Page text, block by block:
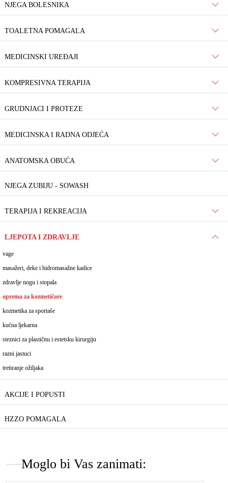
NJEGA BOLESNIKA
TOALETNA POMAGALA
MEDICINSKI UREĐAJI
KOMPRESIVNA TERAPIJA
GRUDNJACI I PROTEZE
MEDICINSKA I RADNA ODJEĆA
ANATOMSKA OBUĆA
NJEGA ZUBIJU - SOWASH
TERAPIJA I REKREACIJA
LJEPOTA I ZDRAVLJE
vage
masažeri, deke i hidromasažne kadice
zdravlje nogu i stopala
oprema za kozmetičare
kozmetika za sportaše
kućna ljekarna
steznici za plastičnu i estetsku kirurgiju
razni jastuci
tretiranje ožiljaka
AKCIJE I POPUSTI
HZZO POMAGALA
Moglo bi Vas zanimati: